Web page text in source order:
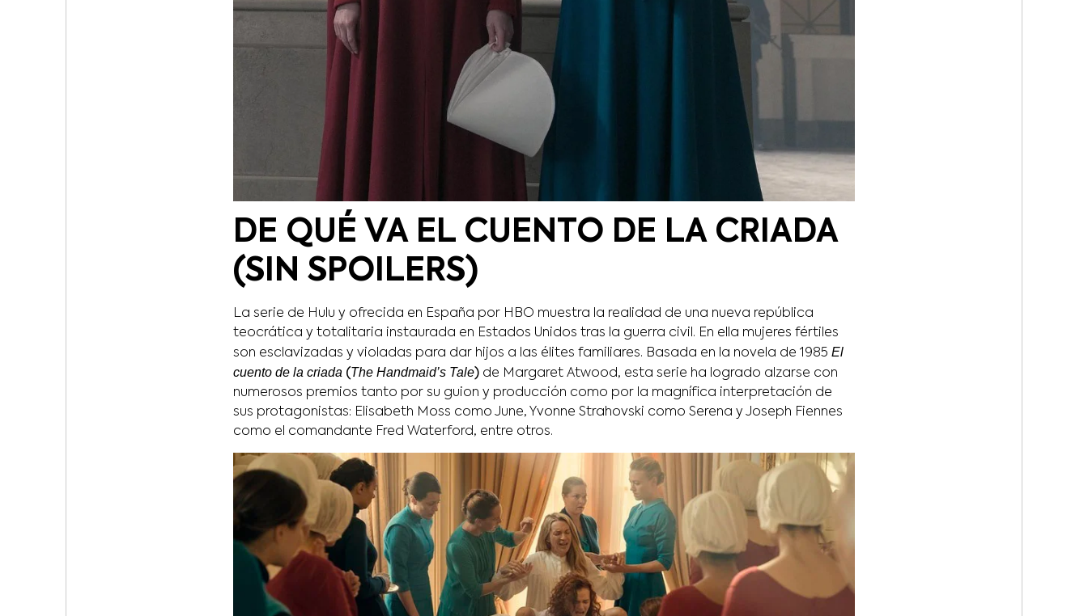
DE QUÉ VA EL CUENTO DE LA CRIADA
(SIN SPOILERS)
La serie de Hulu y ofrecida en España por HBO muestra la realidad de una nueva república
teocrática y totalitaria instaurada en Estados Unidos tras la guerra civil. En ella mujeres fértiles
son esclavizadas y violadas para dar hijos a las élites familiares. Basada en la novela de 1985 El
cuento de la criada (The Handmaid’s Tale) de Margaret Atwood, esta serie ha logrado alzarse con
numerosos premios tanto por su guion y producción como por la magnífica interpretación de
sus protagonistas: Elisabeth Moss como June, Yvonne Strahovski como Serena y Joseph Fiennes
como el comandante Fred Waterford, entre otros.